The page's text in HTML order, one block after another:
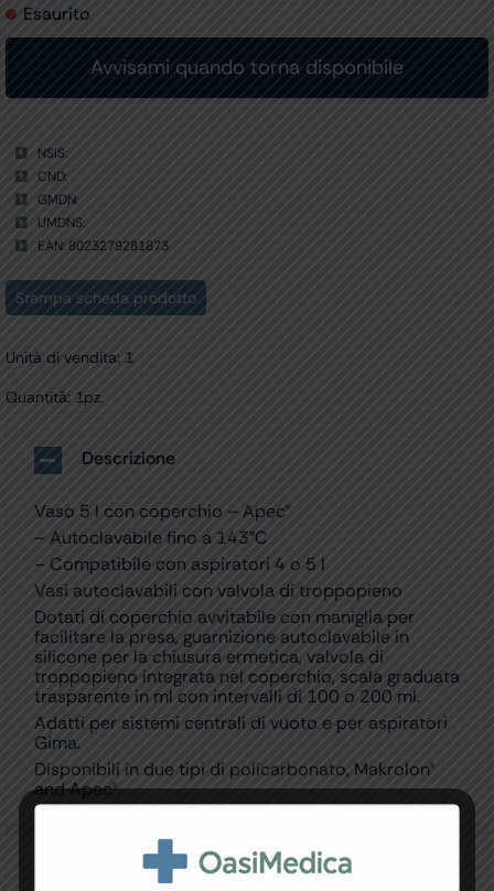
Esaurito
NSIS:
CND:
GMDN:
UMDNS:
EAN: 8023279281873
Stampa scheda prodotto
Unità di vendita: 1
Quantità: 1pz.
Descrizione
Vaso 5 l con coperchio – Apec®
– Autoclavabile fino a 143°C
– Compatibile con aspiratori 4 o 5 l
Vasi autoclavabili con valvola di troppopieno
Dotati di coperchio avvitabile con maniglia per
facilitare la presa, guarnizione autoclavabile in
silicone per la chiusura ermetica, valvola di
troppopieno integrata nel coperchio, scala graduata
trasparente in ml con intervalli di 100 o 200 ml.
Adatti per sistemi centrali di vuoto e per aspiratori
Gima.
Disponibili in due tipi di policarbonato, Makrolon®
and Apec®.
Specifiche Tecniche